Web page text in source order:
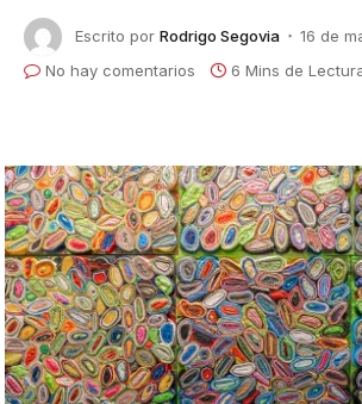
Escrito por Rodrigo Segovia
16 de
No hay comentarios
6 Mins de